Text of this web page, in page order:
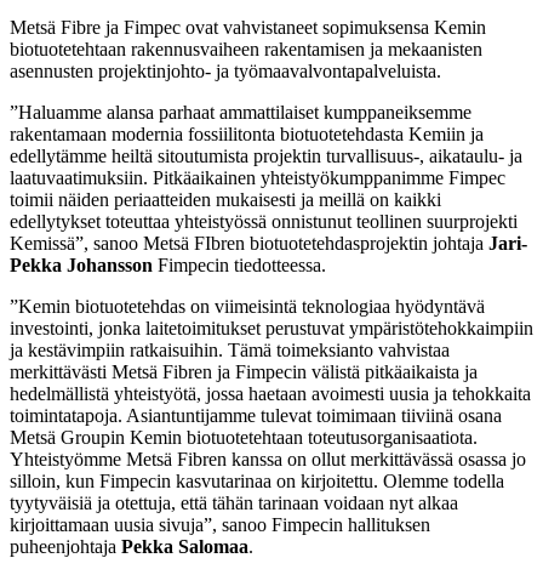
Metsä Fibre ja Fimpec ovat vahvistaneet sopimuksensa Kemin
biotuotetehtaan rakennusvaiheen rakentamisen ja mekaanisten
asennusten projektinjohto- ja työmaavalvontapalveluista.
”Haluamme alansa parhaat ammattilaiset kumppaneiksemme
rakentamaan modernia fossiilitonta biotuotetehdasta Kemiin ja
edellytämme heiltä sitoutumista projektin turvallisuus-, aikataulu- ja
laatuvaatimuksiin. Pitkäaikainen yhteistyökumppanimme Fimpec
toimii näiden periaatteiden mukaisesti ja meillä on kaikki
edellytykset toteuttaa yhteistyössä onnistunut teollinen suurprojekti
Kemissä”, sanoo Metsä FIbren biotuotetehdasprojektin johtaja Jari-
Pekka Johansson Fimpecin tiedotteessa.
”Kemin biotuotetehdas on viimeisintä teknologiaa hyödyntävä
investointi, jonka laitetoimitukset perustuvat ympäristötehokkaimpiin
ja kestävimpiin ratkaisuihin. Tämä toimeksianto vahvistaa
merkittävästi Metsä Fibren ja Fimpecin välistä pitkäaikaista ja
hedelmällistä yhteistyötä, jossa haetaan avoimesti uusia ja tehokkaita
toimintatapoja. Asiantuntijamme tulevat toimimaan tiiviinä osana
Metsä Groupin Kemin biotuotetehtaan toteutusorganisaatiota.
Yhteistyömme Metsä Fibren kanssa on ollut merkittävässä osassa jo
silloin, kun Fimpecin kasvutarinaa on kirjoitettu. Olemme todella
tyytyväisiä ja otettuja, että tähän tarinaan voidaan nyt alkaa
kirjoittamaan uusia sivuja”, sanoo Fimpecin hallituksen
puheenjohtaja Pekka Salomaa.